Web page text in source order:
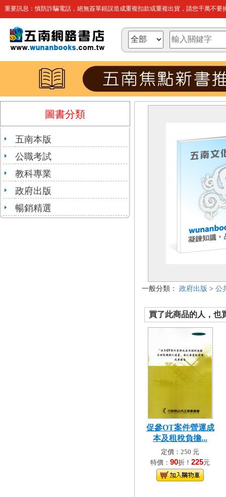
重要訊息：慎防詐騙電話，絕無簽單錯誤造成重複扣款或重複出貨，請您千萬不要
圖書分類
五南本版
公職考試
教科專業
政府出版
暢銷精選
一般分類： 政府出版 > 公
買了此商品的人，也
促參OT案件營運成
本及租稅負擔...
定價：250 元
特價： 90折！ 225元